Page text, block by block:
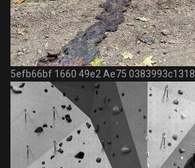
5efb66bf 1660 49e2 Ae75 0383993c1318